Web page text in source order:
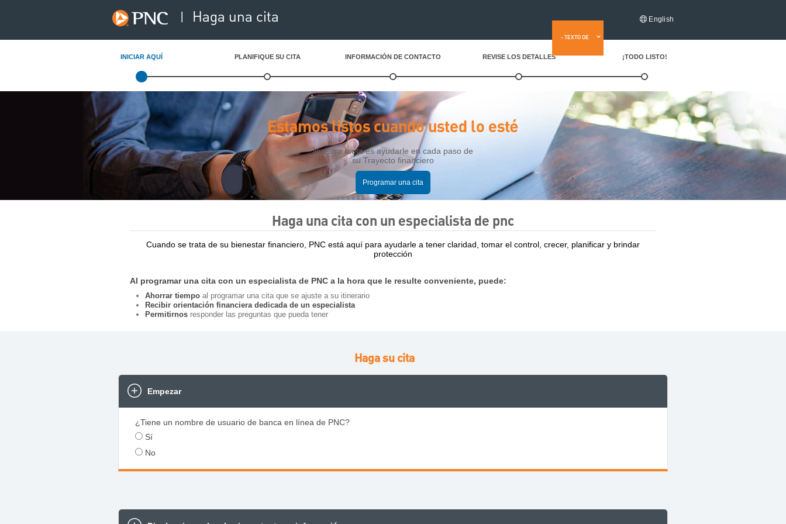
English
| Haga una cita
- TEXTO DE
AQUÍ -
INICIAR AQUÍ PLANIFIQUE SU CITA INFORMACIÓN DE CONTACTO REVISE LOS DETALLES ¡TODO LISTO!
Estamos listos cuando usted lo esté
Nuestra meta es ayudarle en cada paso de
su Trayecto financiero
Programar una cita
Haga una cita con un especialista de pnc
Cuando se trata de su bienestar financiero, PNC está aquí para ayudarle a tener claridad, tomar el control, crecer, planificar y brindar
protección
Al programar una cita con un especialista de PNC a la hora que le resulte conveniente, puede:
Ahorrar tiempoal programar una cita que se ajuste a su itinerario
Recibir orientación financiera dedicada de un especialista
Permitirnosresponder las preguntas que pueda tener
Haga su cita
Empezar
¿Tiene un nombre de usuario de banca en línea de PNC?
Sí
No